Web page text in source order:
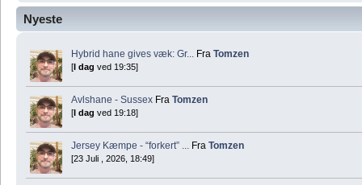
Nyeste
Hybrid hane gives væk: Gr... Fra Tomzen
[ I dag ved 19:35]
Avlshane - Sussex Fra Tomzen
[ I dag ved 19:18]
Jersey Kæmpe - “forkert” ... Fra Tomzen
[23 Juli , 2026, 18:49]